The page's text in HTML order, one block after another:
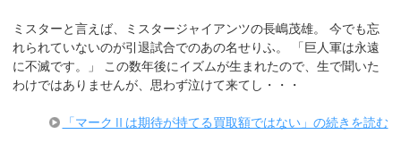
ミスターと言えば、ミスタージャイアンツの長嶋茂雄。 今でも忘
れられていないのが引退試合でのあの名せりふ。 「巨人軍は永遠
に不滅です。」 この数年後にイズムが生まれたので、生で聞いた
わけではありませんが、思わず泣けて来てし・・・
「マークⅡは期待が持てる買取額ではない」の続きを読む